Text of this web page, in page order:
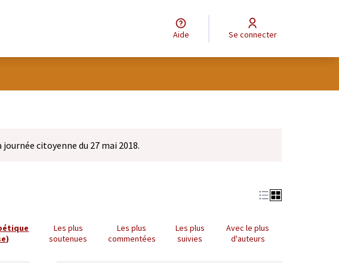
Aide Se connecter
citoyenne du 27 mai 2018.
Les plus
soutenues
Les plus
commentées
Les plus
suivies
Avec le plus
d'auteurs